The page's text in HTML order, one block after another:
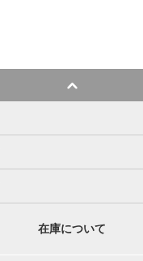
在庫について